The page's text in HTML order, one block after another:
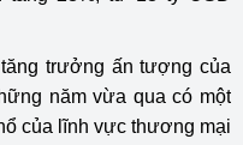
trưởng ấn tượng của
năm vừa qua có một
của lĩnh vực thương mại